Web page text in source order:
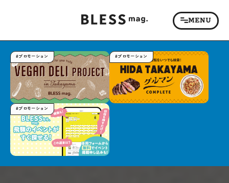
#プロモーション #プロモーション
#プロモーション